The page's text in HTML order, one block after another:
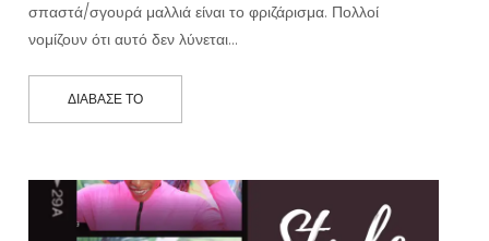
σπαστά/σγουρά μαλλιά είναι το φριζάρισμα. Πολλοί
νομίζουν ότι αυτό δεν λύνεται…
ΔΙΆΒΑΣΕ ΤΟ